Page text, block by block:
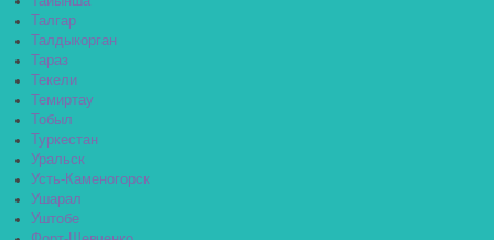
Талгар
Талдыкорган
Тараз
Текели
Темиртау
Тобыл
Туркестан
Уральск
Усть-Каменогорск
Ушарал
Уштобе